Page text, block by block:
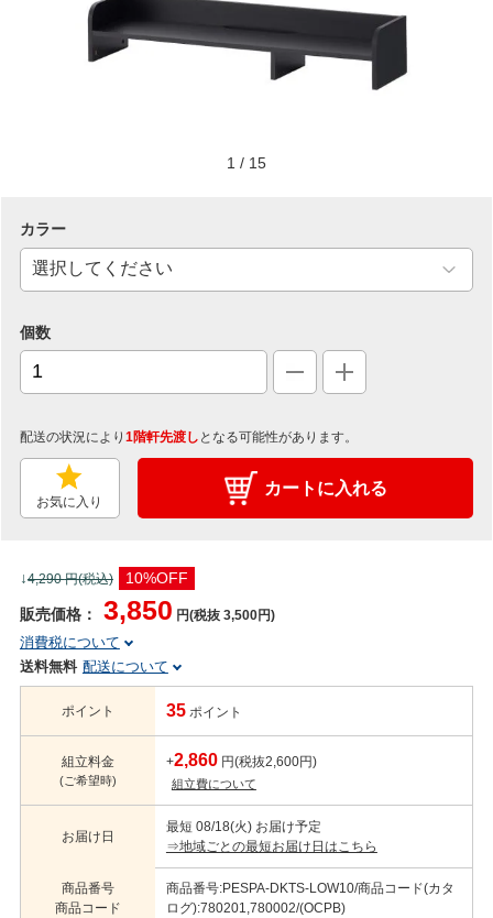
1 / 15
カラー
個数
配送の状況により 1階軒先渡し となる可能性があります。
お気に入り
カートに入れる
↓4,290円(税込) 10%OFF
販売価格： 3,850 円(税抜 3,500円)
消費税について
送料無料 配送について
ポイント 35 ポイント
組立料金
(ご希望時)
+2,860 円(税抜2,600円)
組立費について
お届け日
最短 08/18(火) お届け予定
⇒地域ごとの最短お届け日はこちら
商品番号
商品コード
商品番号:PESPA-DKTS-LOW10/商品コード(カタ
ログ):780201,780002/(OCPB)